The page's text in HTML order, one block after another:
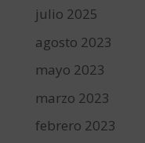
julio 2025
agosto 2023
mayo 2023
marzo 2023
febrero 2023